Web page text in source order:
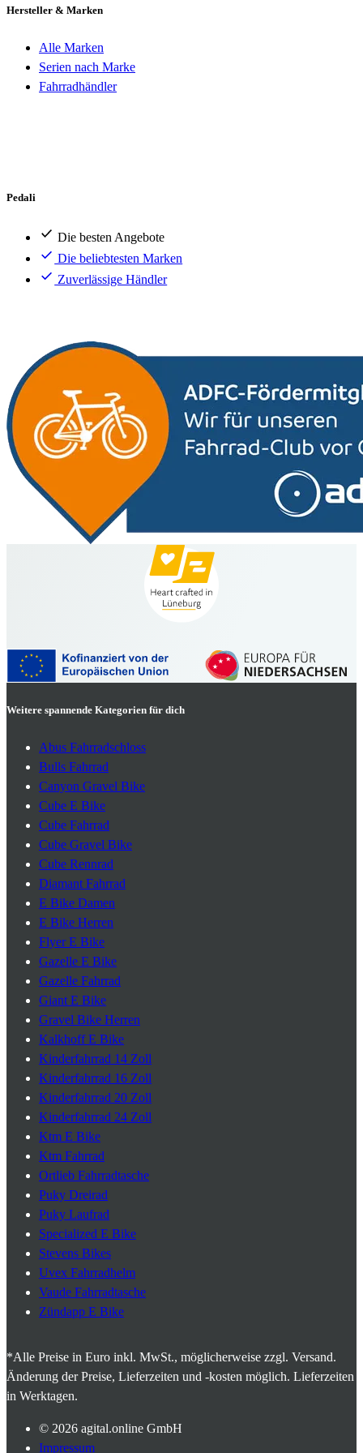
Hersteller & Marken
Alle Marken
Serien nach Marke
Fahrradhändler
Pedali
Die besten Angebote
Die beliebtesten Marken
Zuverlässige Händler
Weitere spannende Kategorien für dich
Abus Fahrradschloss
Bulls Fahrrad
Canyon Gravel Bike
Cube E Bike
Cube Fahrrad
Cube Gravel Bike
Cube Rennrad
Diamant Fahrrad
E Bike Damen
E Bike Herren
Flyer E Bike
Gazelle E Bike
Gazelle Fahrrad
Giant E Bike
Gravel Bike Herren
Kalkhoff E Bike
Kinderfahrrad 14 Zoll
Kinderfahrrad 16 Zoll
Kinderfahrrad 20 Zoll
Kinderfahrrad 24 Zoll
Ktm E Bike
Ktm Fahrrad
Ortlieb Fahrradtasche
Puky Dreirad
Puky Laufrad
Specialized E Bike
Stevens Bikes
Uvex Fahrradhelm
Vaude Fahrradtasche
Zündapp E Bike
*Alle Preise in Euro inkl. MwSt., möglicherweise zzgl. Versand.
Änderung der Preise, Lieferzeiten und -kosten möglich. Lieferzeiten
in Werktagen.
© 2026 agital.online GmbH
Impressum